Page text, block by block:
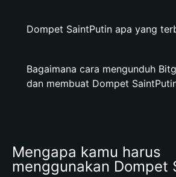
Dompet SaintPutin apa yang
Bagaimana cara mengunduh
dan membuat Dompet
Mengapa kamu harus
menggunakan Dompet